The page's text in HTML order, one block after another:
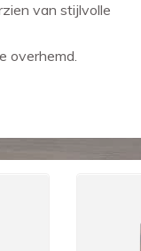
van stijlvolle
overhemd.